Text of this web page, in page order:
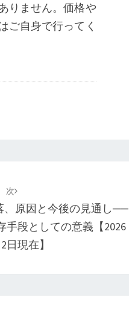
りません。価格や
ご自身で行ってく
次
、原因と今後の見通し──
手段としての意義【2026
日現在】